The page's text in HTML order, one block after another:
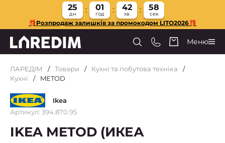
25
дн
01
год
42
хв
57
сек
🎁Розпродаж залишків за промокодом LITO2026🎁
Меню
ЛАРЕДІМ Товари
Кухні та побутова техніка
Кухні
METOD
Ikea
Артикул: 394.870.95
IKEA METOD (ИКЕА